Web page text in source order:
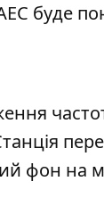
буде
фон на